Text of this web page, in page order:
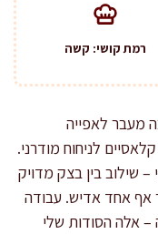
רמת קושי: קשה
מעבר לאפייה
לניחוח מודרני.
שילוב בין בצק מדויק
אף אחד אדיש. עבודה
– אלה הסודות שלי